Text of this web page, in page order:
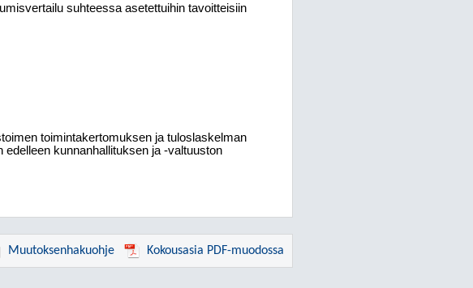
suhteessa asetettuihin tavoitteisiin
toimintakertomuksen ja tuloslaskelman
kunnanhallituksen ja -valtuuston
Muutoksenhakuohje Kokousasia PDF-muodossa